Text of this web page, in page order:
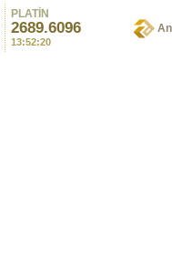
PLATİN
2689.6096
13:52:20